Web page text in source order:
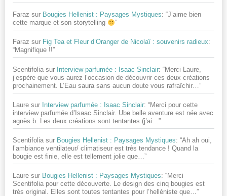
Faraz sur Bougies Hellenist : Paysages Mystiques: “J’aime bien
cette marque et son storytelling
”
Faraz sur Fig Tea et Fleur d’Oranger de Nicolaï : souvenirs radieux:
“Magnifique !!”
Scentifolia sur Interview parfumée : Isaac Sinclair: “Merci Laure,
j’espère que vous aurez l’occasion de découvrir ces deux créations
prochainement. L’Eau saura sans aucun doute vous rafraîchir… ”
Laure sur Interview parfumée : Isaac Sinclair: “Merci pour cette
interview parfumée d’Isaac Sinclair. Ube belle aventure est née avec
agnès.b. Les deux créations sont tentantes (j’ai… ”
Scentifolia sur Bougies Hellenist : Paysages Mystiques: “Ah ah oui,
l’ambiance ventilateur/ climatiseur est très tendance ! Quand la
bougie est finie, elle est tellement jolie que… ”
Laure sur Bougies Hellenist : Paysages Mystiques: “Merci
Scentifolia pour cette découverte. Le design des cinq bougies est
très original. Elles sont toutes tentantes pour l’helléniste que… ”